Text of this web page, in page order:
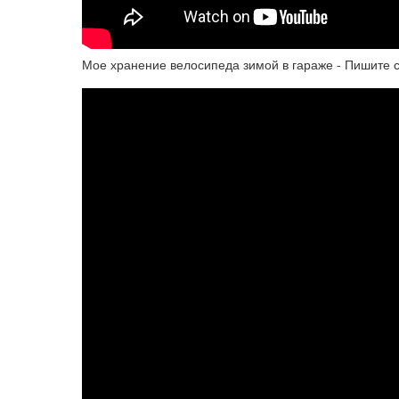
Мое хранение велосипеда зимой в гараже - Пишите